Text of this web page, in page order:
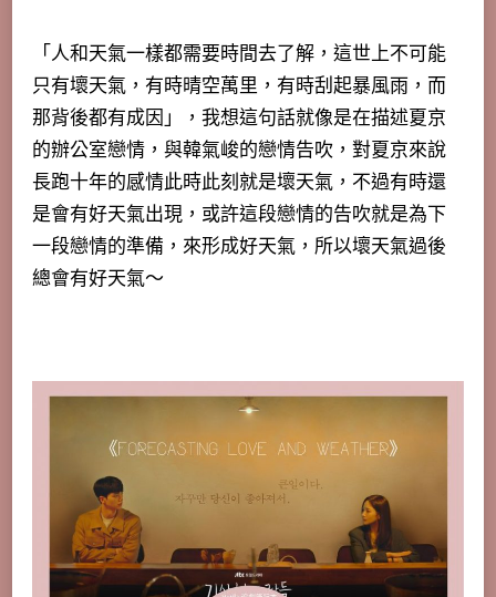
「人和天氣一樣都需要時間去了解，這世上不可能
只有壞天氣，有時晴空萬里，有時刮起暴風雨，而
那背後都有成因 」，我想這句話就像是在描述夏京
的辦公室戀情，與韓氣峻的戀情告吹，對夏京來說
長跑十年的感情此時此刻就是壞天氣，不過有時還
是會有好天氣出現，或許這段戀情的告吹就是為下
一段戀情的準備，來形成好天氣， 所以壞天氣過後
總會有好天氣～